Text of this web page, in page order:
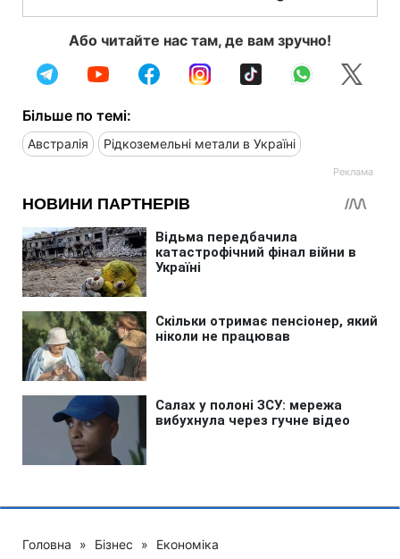
Або читайте нас там, де вам зручно!
Більше по темі:
Австралія Рідкоземельні метали в Україні
Головна » Бізнес » Економіка